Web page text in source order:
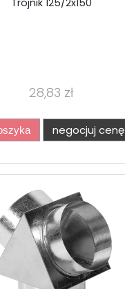
Trójnik 125/2x150
28,83 zł
negocjuj cenę